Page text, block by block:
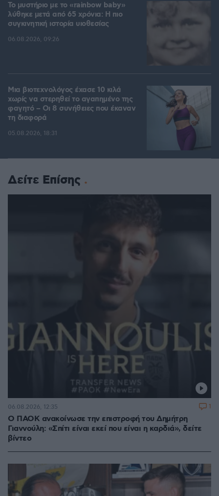
Το μυστήριο με το «rainbow baby»
λύθηκε μετά από 65 χρόνια: Η πιο
συγκινητική ιστορία υιοθεσίας
06.08.2026, 09:26
Μια βιοτεχνολόγος έχασε 10 κιλά
χωρίς να στερηθεί το αγαπημένο της
φαγητό – Οι 8 συνήθειες που έκαναν
τη διαφορά
05.08.2026, 18:31
Δείτε Επίσης
Ο ΠΑΟΚ ανακοίνωσε την επιστροφή του Δημήτρη
Γιαννούλη: «Σπίτι είναι εκεί που είναι η καρδιά», δείτε
βίντεο
06.08.2026, 12:35 1